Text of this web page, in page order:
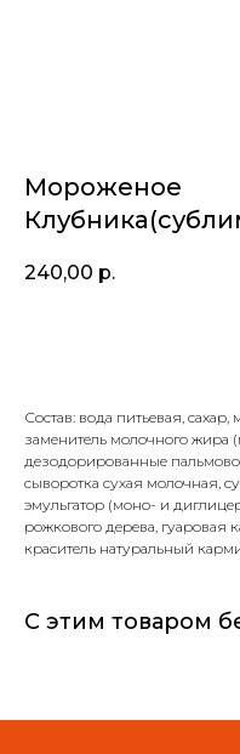
Мороженое
240,00 р.
Состав: вода питьевая,
заменитель молочного жира
дезодорированные
сыворотка сухая молочная,
эмульгатор (моно- и
рожкового дерева, гуаровая
краситель натуральный
С этим товаром